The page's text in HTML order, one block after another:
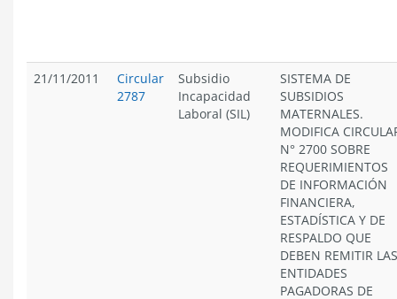
21/11/2011
Circular
2787
Subsidio
Incapacidad
Laboral (SIL)
SISTEMA DE
SUBSIDIOS
MATERNALES.
MODIFICA
N° 2700 SOBRE
REQUERIMIENTOS
DE INFORMACIÓN
FINANCIERA,
ESTADÍSTICA Y DE
RESPALDO QUE
DEBEN REMITIR LAS
ENTIDADES
PAGADORAS DE